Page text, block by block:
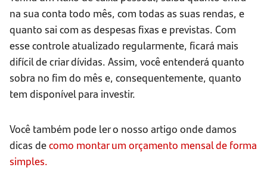
na sua conta todo mês, com todas as suas rendas, e
quanto sai com as despesas fixas e previstas. Com
esse controle atualizado regularmente, ficará mais
difícil de criar dívidas. Assim, você entenderá quanto
sobra no fim do mês e, consequentemente, quanto
tem disponível para investir.
Você também pode ler o nosso artigo onde damos
dicas decomo montar um orçamento mensal de forma
simples.